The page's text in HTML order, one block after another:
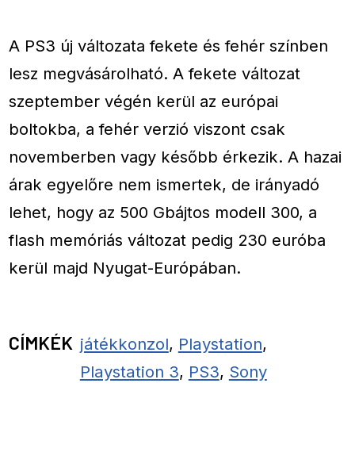
A PS3 új változata fekete és fehér színben
lesz megvásárolható. A fekete változat
szeptember végén kerül az európai
boltokba, a fehér verzió viszont csak
novemberben vagy később érkezik. A hazai
árak egyelőre nem ismertek, de irányadó
lehet, hogy az 500 Gbájtos modell 300, a
flash memóriás változat pedig 230 euróba
kerül majd Nyugat-Európában.
CÍMKÉK játékkonzol, Playstation,
Playstation 3, PS3, Sony